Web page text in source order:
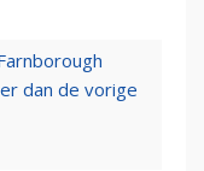
dan de vorige